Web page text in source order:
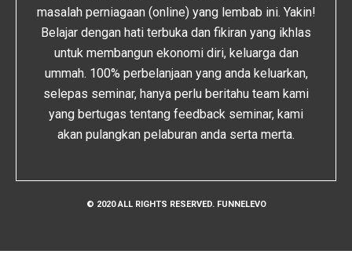
masalah perniagaan (online) yang lembab ini. Yakin!
Belajar dengan hati terbuka dan fikiran yang ikhlas
untuk membangun ekonomi diri, keluarga dan
ummah. 100% perbelanjaan yang anda keluarkan,
selepas seminar, hanya perlu beritahu team kami
yang bertugas tentang feedback seminar, kami
akan pulangkan pelaburan anda serta merta.
© 2020 ALL RIGHTS RESERVED. FUNNELEVO